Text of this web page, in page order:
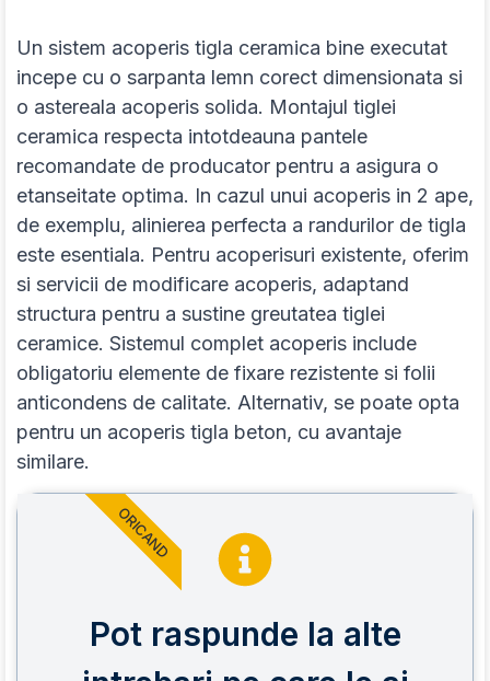
Un sistem acoperis tigla ceramica bine executat
incepe cu o sarpanta lemn corect dimensionata si
o astereala acoperis solida. Montajul tiglei
ceramica respecta intotdeauna pantele
recomandate de producator pentru a asigura o
etanseitate optima. In cazul unui acoperis in 2 ape,
de exemplu, alinierea perfecta a randurilor de tigla
este esentiala. Pentru acoperisuri existente, oferim
si servicii de modificare acoperis, adaptand
structura pentru a sustine greutatea tiglei
ceramice. Sistemul complet acoperis include
obligatoriu elemente de fixare rezistente si folii
anticondens de calitate. Alternativ, se poate opta
pentru un acoperis tigla beton, cu avantaje
similare.
Pot raspunde la alte
ORICAND